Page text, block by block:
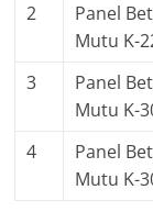
2
Panel
Mutu K-
3
Panel
Mutu K-
4
Panel
Mutu K-